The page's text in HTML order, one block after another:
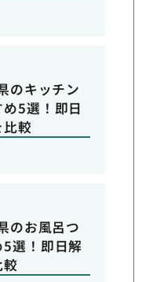
のキッチン
5選！即日
較
のお風呂つ
選！即日解
較